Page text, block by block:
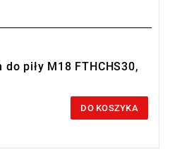
piły M18 FTHCHS30,
DO KOSZYKA